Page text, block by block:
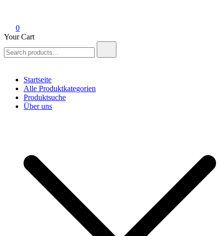
0
Your Cart
for:
Startseite
Alle Produktkategorien
Produktsuche
Über uns